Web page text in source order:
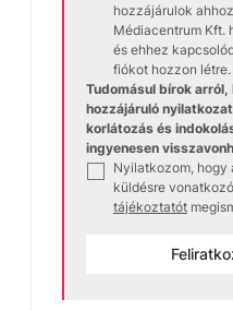
hozzájárulok
Médiacentrum Kft.
és ehhez
fiókot hozzon létre.
Tudomásul bírok arról,
hozzájáruló
korlátozás és
ingyenesen
✓
Nyilatkozom, hogy
küldésre vonatkozó
tájékoztatót